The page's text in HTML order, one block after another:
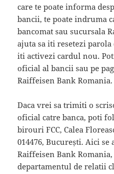
care te poate informa
bancii, te poate indruma
bancomat sau sucursala
ajuta sa iti resetezi
iti activezi cardul nou.
oficial al bancii sau pe
Raiffeisen Bank Romania.
Daca vrei sa trimiti o
oficial catre banca, poti
birouri FCC, Calea
014476, București. Aici
Raiffeisen Bank
departamentul de relatii